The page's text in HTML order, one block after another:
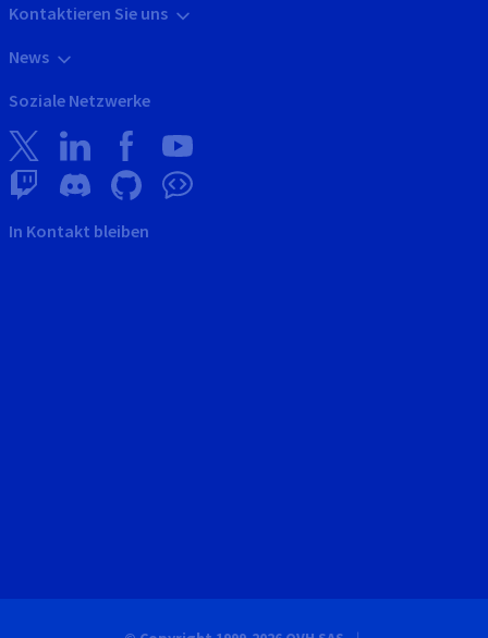
Kontaktieren Sie uns
News
Soziale Netzwerke
In Kontakt bleiben